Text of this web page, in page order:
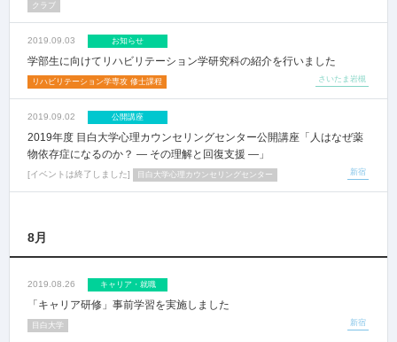
クラブ
2019.09.03 お知らせ
学部生に向けてリハビリテーション学研究科の紹介を行いました
さいたま岩槻
リハビリテーション学専攻 修士課程
2019.09.02 公開講座
2019年度 目白大学心理カウンセリングセンター公開講座「人はなぜ薬
物依存症になるのか？ ― その理解と回復支援 ―」
イベントは終了しました 新宿
目白大学心理カウンセリングセンター
8月
2019.08.26 キャリア・就職
「キャリア研修」事前学習を実施しました
新宿
目白大学